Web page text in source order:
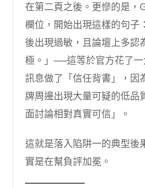
在第二頁之後。更慘的是，
欄位，開始出現這樣的句子
後出現過敏，且論壇上多認
極。」──這等於官方花了
訊息做了「信任背書」，因
牌周邊出現大量可疑的低品
面討論相對真實可信」。
這就是落入陷阱一的典型後
實是在幫負評加冕。